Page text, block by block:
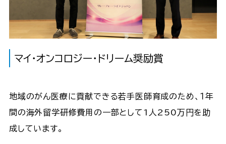
マイ・オンコロジー・ドリーム奨励賞
地域のがん医療に貢献できる若手医師育成のため、１年
間の海外留学研修費用の一部として1人250万円を助
成しています。